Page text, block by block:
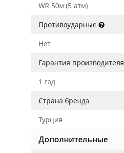
WR 50м (5 атм)
Противоударные
Нет
Гарантия производителя
1 год
Страна бренда
Турция
Дополнительные